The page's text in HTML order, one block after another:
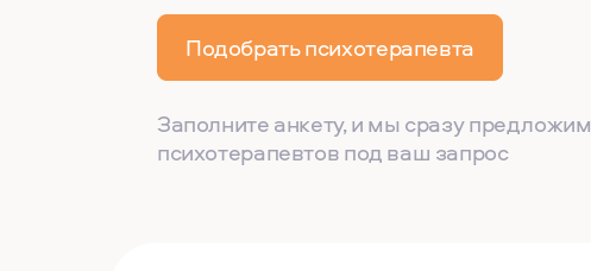
Подобрать психотерапевта
Заполните анкету, и мы сразу предложим
психотерапевтов под ваш запрос